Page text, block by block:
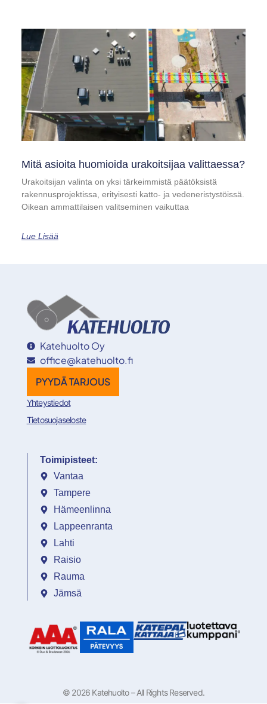
Mitä asioita huomioida urakoitsijaa valittaessa?
Urakoitsijan valinta on yksi tärkeimmistä päätöksistä
rakennusprojektissa, erityisesti katto- ja vedeneristystöissä.
Oikean ammattilaisen valitseminen vaikuttaa
Lue Lisää
Katehuolto Oy
office@katehuolto.fi
PYYDÄ TARJOUS
Yhteystiedot
Tietosuojaseloste
Toimipisteet:
Vantaa
Tampere
Hämeenlinna
Lappeenranta
Lahti
Raisio
Rauma
Jämsä
© 2026 Katehuolto – All Rights Reserved.